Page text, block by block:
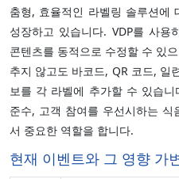
춤형, 효율적인 라벨링 솔루션에
성장하고 있습니다. VDP를 사용
콘텐츠를 동적으로 수정할 수 있
추지 않고도 바코드, QR 코드, 일
보를 각 라벨에 추가할 수 있습
준수, 고객 참여를 우선시하는
서 중요한 역할을 합니다.
현재 이벤트와 그 영향 가